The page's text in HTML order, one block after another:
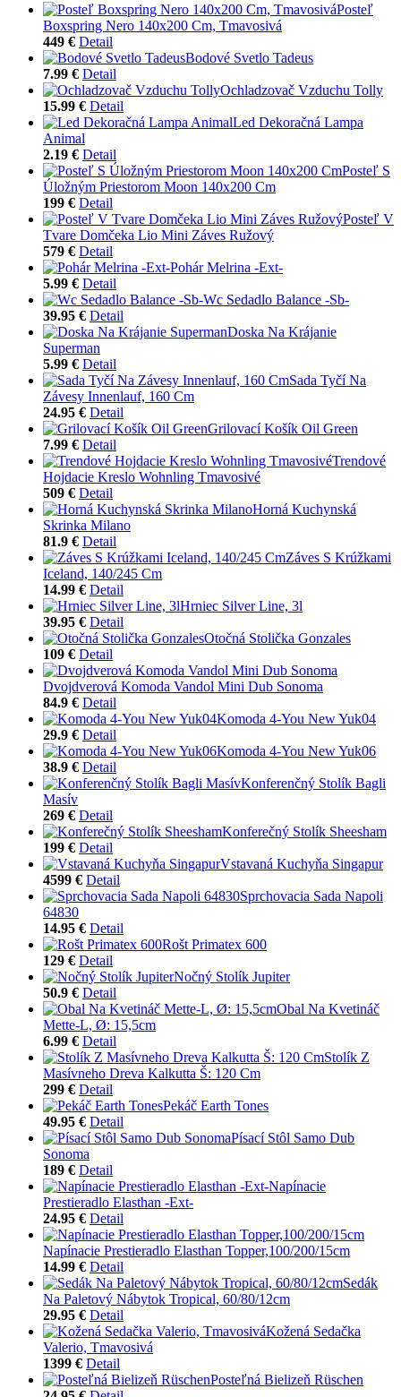
Posteľ
Boxspring Nero 140x200 Cm, Tmavosivá
449 € Detail
Bodové Svetlo Tadeus
7.99 € Detail
Ochladzovač Vzduchu Tolly
15.99 € Detail
Led Dekoračná Lampa
Animal
2.19 € Detail
Posteľ S
Úložným Priestorom Moon 140x200 Cm
199 € Detail
Posteľ V
Tvare Domčeka Lio Mini Záves Ružový
579 € Detail
Pohár Melrina -Ext-
5.99 € Detail
Wc Sedadlo Balance -Sb-
39.95 € Detail
Doska Na Krájanie
Superman
5.99 € Detail
Sada Tyčí Na
Závesy Innenlauf, 160 Cm
24.95 € Detail
Grilovací Košík Oil Green
7.99 € Detail
Trendové
Hojdacie Kreslo Wohnling Tmavosivé
509 € Detail
Horná Kuchynská
Skrinka Milano
81.9 € Detail
Záves S Krúžkami
Iceland, 140/245 Cm
14.99 € Detail
Hrniec Silver Line, 3l
39.95 € Detail
Otočná Stolička Gonzales
109 € Detail
Dvojdverová Komoda Vandol Mini Dub Sonoma
84.9 € Detail
Komoda 4-You New Yuk04
29.9 € Detail
Komoda 4-You New Yuk06
38.9 € Detail
Konferenčný Stolík Bagli
Masív
269 € Detail
Konferečný Stolík Sheesham
199 € Detail
Vstavaná Kuchyňa Singapur
4599 € Detail
Sprchovacia Sada Napoli
64830
14.95 € Detail
Rošt Primatex 600
129 € Detail
Nočný Stolík Jupiter
50.9 € Detail
Obal Na Kvetináč
Mette-L, Ø: 15,5cm
6.99 € Detail
Stolík Z
Masívneho Dreva Kalkutta Š: 120 Cm
299 € Detail
Pekáč Earth Tones
49.95 € Detail
Písací Stôl Samo Dub
Sonoma
189 € Detail
Napínacie
Prestieradlo Elasthan -Ext-
24.95 € Detail
Napínacie Prestieradlo Elasthan Topper,100/200/15cm
14.99 € Detail
Sedák
Na Paletový Nábytok Tropical, 60/80/12cm
29.95 € Detail
Kožená Sedačka
Valerio, Tmavosivá
1399 € Detail
Posteľná Bielizeň Rüschen